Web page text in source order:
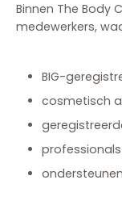
Binnen The Body
medewerkers,
BIG-
cosmetisch